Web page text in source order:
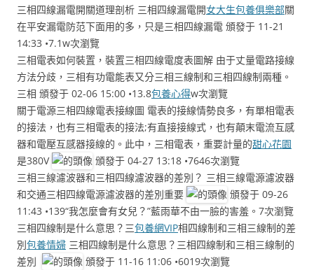
三相四線漏電開關道理剖析 三相四線漏電開女大生包養俱樂部關
在平安漏電防范下面用的多，只是三相四線漏電 頒發于 11-21
14:33 •7.1w次瀏覽
三相電表如何裝置，裝置三相四線電度表圖解 由于丈量電路接線
方法分歧，三相有功電能表又分三相三線制和三相四線制兩種。
三相 頒發于 02-06 15:00 •13.8包養心得w次瀏覽
關于電源三相四線電表接線圖 電表的接線情勢良多，有單相電表
的接法，也有三相電表的接法;有直接接線式，也有顛末電流互感
器和電壓互感器接線的。此中，三相電表，重要計量的甜心花園
是380V
頒發于 04-27 13:18 •7646次瀏覽
三相三線濾波器和三相四線濾波器的差別？ 三相三線電源濾波器
和交通三相四線電源濾波器的差別重要
頒發于 09-26
11:43 •139“我怎麼會有女兒？”藍雨華不由一臉的害羞。7次瀏覽
三相四線制是什么意思？三包養網VIP相四線制和三相三線制的差
別包養情婦 三相四線制是什么意思？三相四線制和三相三線制的
差別
頒發于 11-16 11:06 •6019次瀏覽